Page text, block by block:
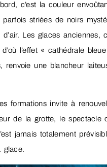
c’est la couleur
parfois striées de noirs
Les glaces
l’effet « cathédrale
renvoie une blancheur
formations invite à
de la grotte, le spectacle
jamais totalement
glace.